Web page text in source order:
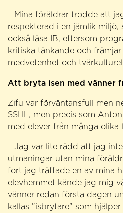
– Mina föräldrar trodde att
respekterad i en jämlik miljö,
också läsa IB, eftersom
kritiska tänkande och
medvetenhet och
Att bryta isen med vänner
Zifu var förväntansfull men
SSHL, men precis som
med elever från många olika
– Jag var lite rädd att jag
utmaningar utan mina
fort jag träffade en av mina
elevhemmet kände jag mig
vänner redan första dagen
kallas ”isbrytare” som